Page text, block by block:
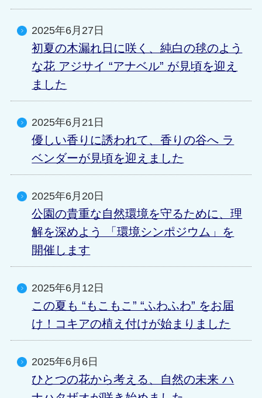
2025年6月27日
初夏の木漏れ日に咲く、純白の毬のよう
な花 アジサイ “アナベル” が見頃を迎え
ました
2025年6月21日
優しい香りに誘われて、香りの谷へ ラ
ベンダーが見頃を迎えました
2025年6月20日
公園の貴重な自然環境を守るために、理
解を深めよう 「環境シンポジウム」を
開催します
2025年6月12日
この夏も “もこもこ” “ふわふわ” をお届
け！コキアの植え付けが始まりました
2025年6月6日
ひとつの花から考える、自然の未来 ハ